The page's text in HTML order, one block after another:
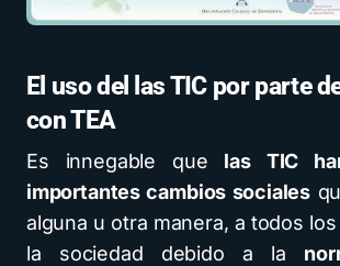
El uso del las TIC por parte
con TEA
Es innegable que las TIC
importantes cambios sociales
alguna u otra manera, a todos
la sociedad debido a la